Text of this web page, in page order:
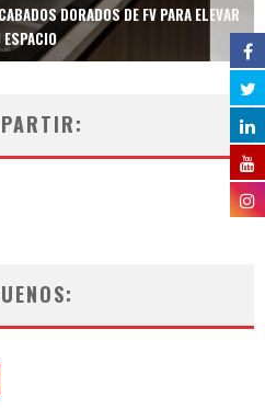
DORADOS DE FV PARA ELEVAR